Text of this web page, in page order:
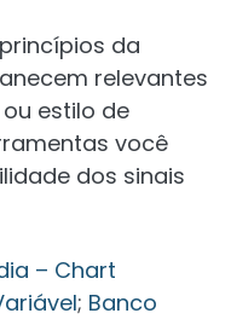
da
relevantes
estilo de
você
dos sinais
– Chart
; Banco